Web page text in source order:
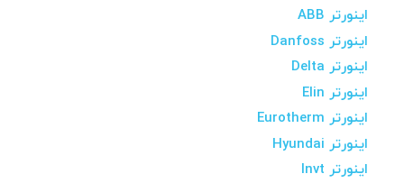
اینورتر ABB
اینورتر Danfoss
اینورتر Delta
اینورتر Elin
اینورتر Eurotherm
اینورتر Hyundai
اینورتر Invt